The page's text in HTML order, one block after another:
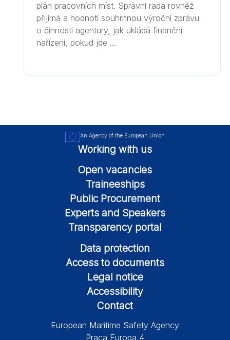
plán pracovních míst. Správní rada rovněž
přijímá a hodnotí souhrnnou výroční zprávu
o činnosti agentury, jak ukládá finanční
nařízení, pokud jde ...
An Agency of the European Union
Working with us
Open vacancies
Traineeships
Public Procurement
Experts and Speakers
Transparency portal
Data protection
Access to documents
Legal notice
Accessibility
Contact
European Maritime Safety Agency
Praça Europa 4